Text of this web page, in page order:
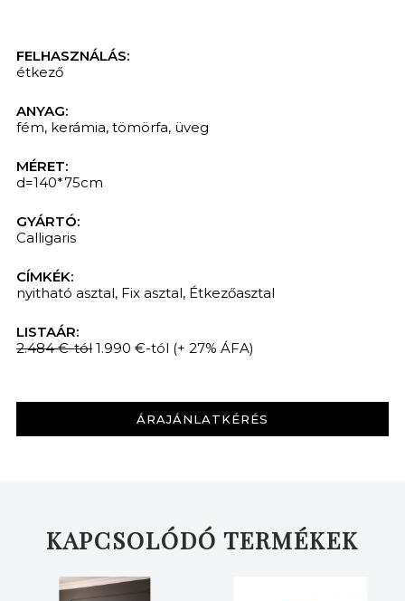
FELHASZNÁLÁS:
étkező
ANYAG:
fém, kerámia, tömörfa, üveg
MÉRET:
d=140*75cm
GYÁRTÓ:
Calligaris
CÍMKÉK:
nyitható asztal, Fix asztal, Étkezőasztal
LISTAÁR:
2.484 €-tól 1.990 €-tól (+ 27% ÁFA)
ÁRAJÁNLATKÉRÉS
KAPCSOLÓDÓ TERMÉKEK